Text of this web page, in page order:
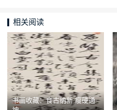
相关阅读
书画收藏：食古纳新 瘦硬通